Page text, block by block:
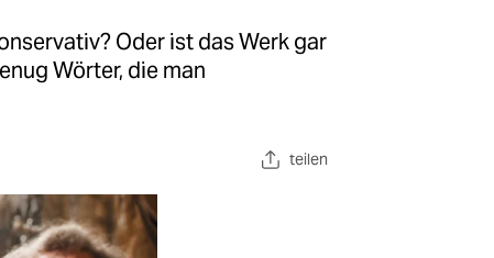
Oder ist das Werk gar
Wörter, die man
teilen